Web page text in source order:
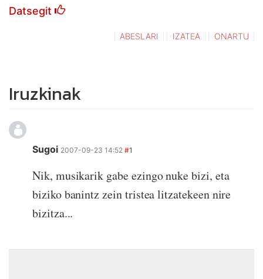
Datsegit
ABESLARI IZATEA ONARTU
Iruzkinak
Sugoi 2007-09-23 14:52 #1
Nik, musikarik gabe ezingo nuke bizi, eta
biziko banintz zein tristea litzatekeen nire
bizitza...